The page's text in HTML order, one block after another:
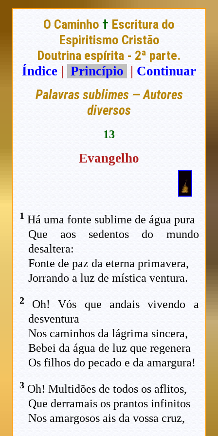
O Caminho † Escritura do
Espiritismo Cristão
Doutrina espírita - 2ª parte.
Índice | Princípio | Continuar
Palavras sublimes — Autores
diversos
13
Evangelho
1 Há uma fonte sublime de água pura
Que aos sedentos do mundo
desaltera:
Fonte de paz da eterna primavera,
Jorrando a luz de mística ventura.
2Oh! Vós que andais vivendo a
desventura
Nos caminhos da lágrima sincera,
Bebei da água de luz que regenera
Os filhos do pecado e da amargura!
3Oh! Multidões de todos os aflitos,
Que derramais os prantos infinitos
Nos amargosos ais da vossa cruz,